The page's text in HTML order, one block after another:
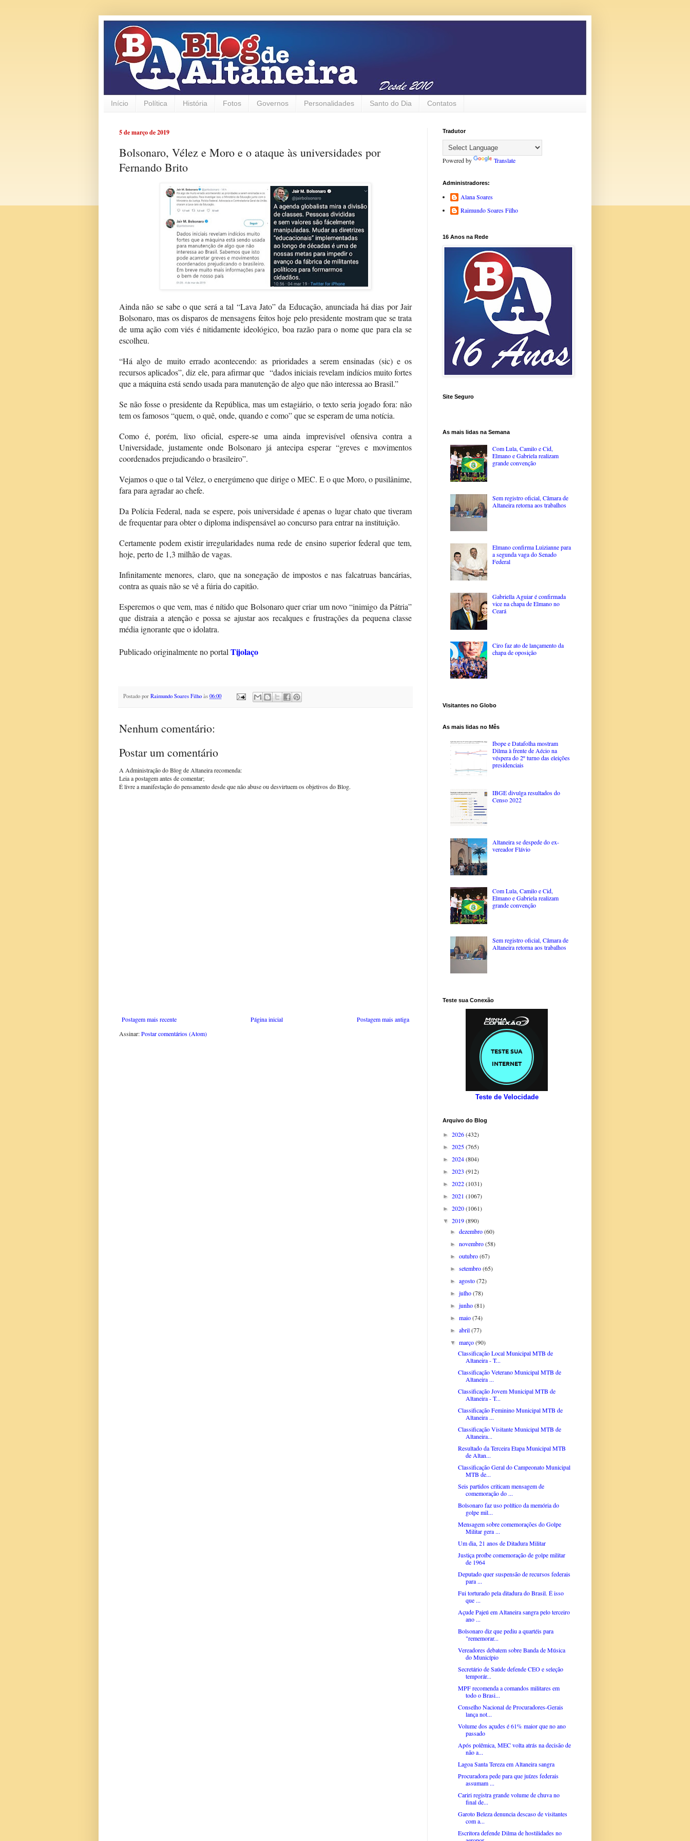
Início Política História Fotos Governos Personalidades Santo do Dia Contatos
5 de março de 2019
Bolsonaro, Vélez e Moro e o ataque às universidades por
Fernando Brito
Ainda não se sabe o que será a tal “Lava Jato” da Educação, anunciada há dias por Jair
Bolsonaro, mas os disparos de mensagens feitos hoje pelo presidente mostram que se trata
de uma ação com viés é nitidamente ideológico, boa razão para o nome que para ela se
escolheu.
“Há algo de muito errado acontecendo: as prioridades a serem ensinadas (sic) e os
recursos aplicados”, diz ele, para afirmar que “dados iniciais revelam indícios muito fortes
que a máquina está sendo usada para manutenção de algo que não interessa ao Brasil.”
Se não fosse o presidente da República, mas um estagiário, o texto seria jogado fora: não
tem os famosos “quem, o quê, onde, quando e como” que se esperam de uma notícia.
Como é, porém, lixo oficial, espere-se uma ainda imprevisível ofensiva contra a
Universidade, justamente onde Bolsonaro já antecipa esperar “greves e movimentos
coordenados prejudicando o brasileiro”.
Vejamos o que o tal Vélez, o energúmeno que dirige o MEC. E o que Moro, o pusilânime,
fara para agradar ao chefe.
Da Polícia Federal, nada se espere, pois universidade é apenas o lugar chato que tiveram
de frequentar para obter o diploma indispensável ao concurso para entrar na instituição.
Certamente podem existir irregularidades numa rede de ensino superior federal que tem,
hoje, perto de 1,3 milhão de vagas.
Infinitamente menores, claro, que na sonegação de impostos e nas falcatruas bancárias,
contra as quais não se vê a fúria do capitão.
Esperemos o que vem, mas é nítido que Bolsonaro quer criar um novo “inimigo da Pátria”
que distraia a atenção e possa se ajustar aos recalques e frustrações da pequena classe
média ignorante que o idolatra.
Publicado originalmente no portalTijolaço
Postado por Raimundo Soares Filho às 06:00
Nenhum comentário:
Postar um comentário
A Administração do Blog de Altaneira recomenda:
Leia a postagem antes de comentar;
É livre a manifestação do pensamento desde que não abuse ou desvirtuem os objetivos do Blog.
Postagem mais recente Postagem mais antiga
Página inicial
Assinar:Postar comentários (Atom)
Tradutor
Powered by Translate
Administradores:
Alana Soares
Raimundo Soares Filho
16 Anos na Rede
Site Seguro
As mais lidas na Semana
Com Lula, Camilo e Cid,
Elmano e Gabriela realizam
grande convenção
Sem registro oficial, Câmara de
Altaneira retorna aos trabalhos
Elmano confirma Luizianne para
a segunda vaga do Senado
Federal
Gabriella Aguiar é confirmada
vice na chapa de Elmano no
Ceará
Ciro faz ato de lançamento da
chapa de oposição
Visitantes no Globo
As mais lidas no Mês
Ibope e Datafolha mostram
Dilma à frente de Aécio na
véspera do 2º turno das eleições
presidenciais
IBGE divulga resultados do
Censo 2022
Altaneira se despede do ex-
vereador Flávio
Com Lula, Camilo e Cid,
Elmano e Gabriela realizam
grande convenção
Sem registro oficial, Câmara de
Altaneira retorna aos trabalhos
Teste sua Conexão
Teste de Velocidade
Arquivo do Blog
► 2026(432)
► 2025(765)
► 2024(804)
► 2023 (912)
► 2022(1031)
► 2021 (1067)
► 2020(1061)
▼ 2019(890)
►dezembro(60)
►novembro(58)
►outubro(67)
►setembro(65)
►agosto(72)
►julho(78)
►junho(81)
►maio(74)
►abril(77)
▼março(90)
Classificação Local Municipal MTB de
Altaneira - T...
Classificação Veterano Municipal MTB de
Altaneira ...
Classificação Jovem Municipal MTB de
Altaneira - T...
Classificação Feminino Municipal MTB de
Altaneira ...
Classificação Visitante Municipal MTB de
Altaneira...
Resultado da Terceira Etapa Municipal MTB
de Altan...
Classificação Geral do Campeonato Municipal
MTB de...
Seis partidos criticam mensagem de
comemoração do ...
Bolsonaro faz uso político da memória do
golpe mil...
Mensagem sobre comemorações do Golpe
Militar gera ...
Um dia, 21 anos de Ditadura Militar
Justiça proíbe comemoração de golpe militar
de 1964
Deputado quer suspensão de recursos federais
para ...
Fui torturado pela ditadura do Brasil. É isso
que ...
Açude Pajeú em Altaneira sangra pelo terceiro
ano ...
Bolsonaro diz que pediu a quartéis para
"rememorar...
Vereadores debatem sobre Banda de Música
do Município
Secretário de Saúde defende CEO e seleção
temporár...
MPF recomenda a comandos militares em
todo o Brasi...
Conselho Nacional de Procuradores-Gerais
lança not...
Volume dos açudes é 61% maior que no ano
passado
Após polêmica, MEC volta atrás na decisão de
não a...
Lagoa Santa Tereza em Altaneira sangra
Procuradora pede para que juízes federais
assumam ...
Cariri registra grande volume de chuva no
final de...
Garoto Beleza denuncia descaso de visitantes
com a...
Escritora defende Dilma de hostilidades no